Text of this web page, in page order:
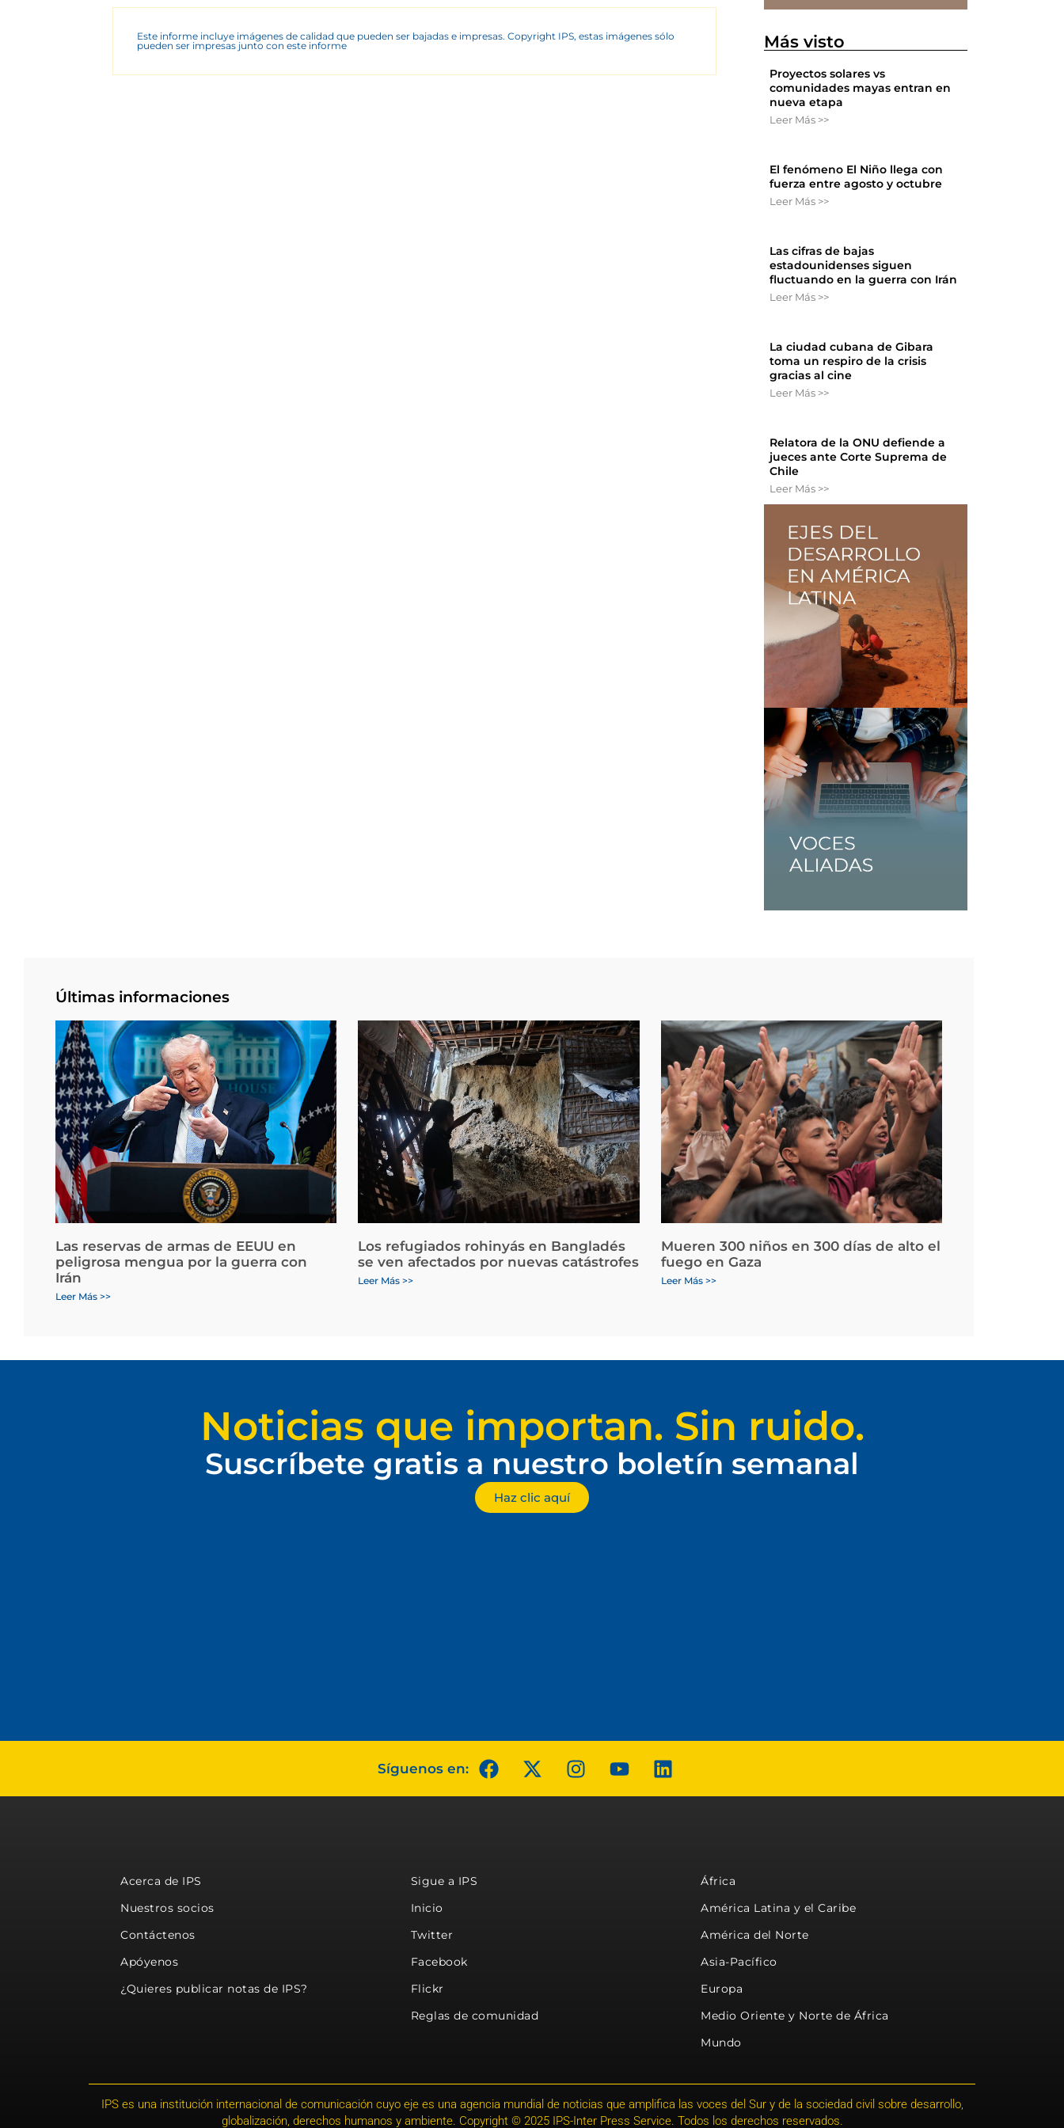
Este informe incluye imágenes de calidad que pueden ser bajadas e impresas. Copyright IPS, estas imágenes sólo
pueden ser impresas junto con este informe
Más visto
Proyectos solares vs
comunidades mayas entran en
nueva etapa
Leer Más >>
El fenómeno El Niño llega con
fuerza entre agosto y octubre
Leer Más >>
Las cifras de bajas
estadounidenses siguen
fluctuando en la guerra con Irán
Leer Más >>
La ciudad cubana de Gibara
toma un respiro de la crisis
gracias al cine
Leer Más >>
Relatora de la ONU defiende a
jueces ante Corte Suprema de
Chile
Leer Más >>
Últimas informaciones
Las reservas de armas de EEUU en
peligrosa mengua por la guerra con
Irán
Leer Más >>
Los refugiados rohinyás en Bangladés
se ven afectados por nuevas catástrofes
Leer Más >>
Mueren 300 niños en 300 días de alto el
fuego en Gaza
Leer Más >>
Noticias que importan. Sin ruido.
Suscríbete gratis a nuestro boletín semanal
Haz clic aquí
Síguenos en:
Acerca de IPS
Nuestros socios
Contáctenos
Apóyenos
¿Quieres publicar notas de IPS?
Sigue a IPS
Inicio
Twitter
Facebook
Flickr
Reglas de comunidad
África
América Latina y el Caribe
América del Norte
Asia-Pacífico
Europa
Medio Oriente y Norte de África
Mundo
IPS es una institución internacional de comunicación cuyo eje es una agencia mundial de noticias que amplifica las voces del Sur y de la sociedad civil sobre desarrollo,
globalización, derechos humanos y ambiente. Copyright © 2025 IPS-Inter Press Service. Todos los derechos reservados.